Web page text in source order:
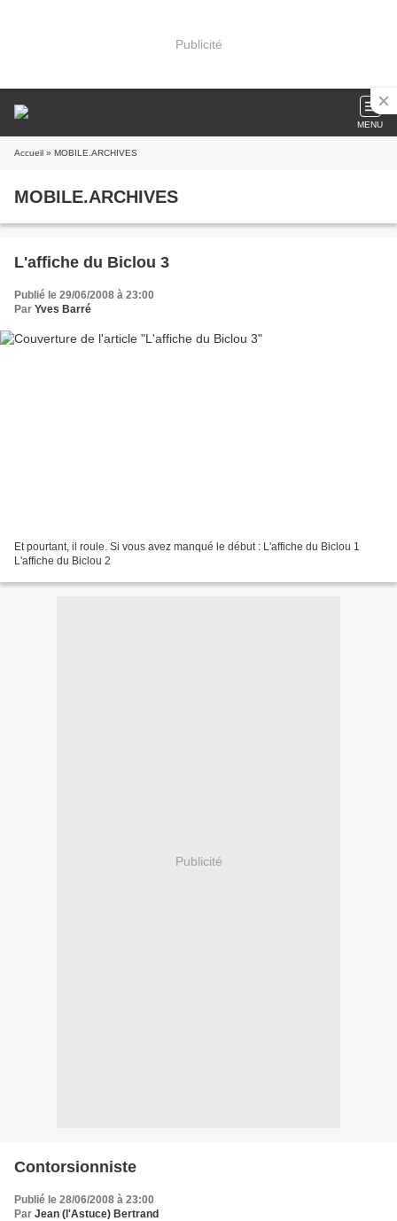
Publicité
MENU
Accueil » MOBILE.ARCHIVES
MOBILE.ARCHIVES
L'affiche du Biclou 3
Publié le 29/06/2008 à 23:00
Par Yves Barré
Et pourtant, il roule. Si vous avez manqué le début : L'affiche du Biclou 1
L'affiche du Biclou 2
Publicité
Contorsionniste
Publié le 28/06/2008 à 23:00
Par Jean (l'Astuce) Bertrand